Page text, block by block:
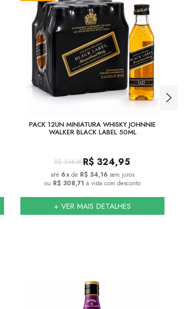
PACK 12UN MINIATURA WHISKY JOHNNIE
WALKER BLACK LABEL 50ML
R$ 334,80R$ 324,95
6x de R$ 54,16 sem juros
ou R$ 308,71 à vista com desconto
+ VER MAIS DETALHES